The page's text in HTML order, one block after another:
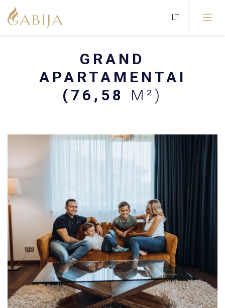
SPA centras
GRAND
APARTAMENTAI
(76,58 M²)